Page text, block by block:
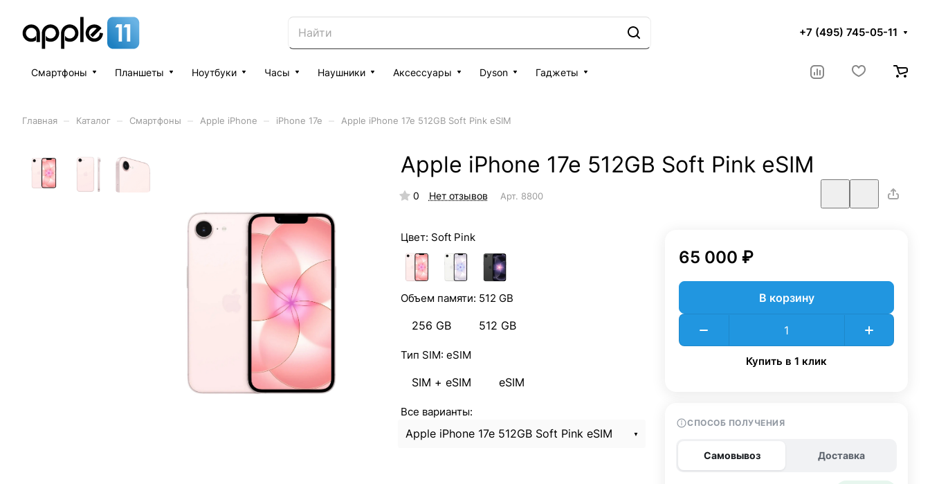
+7 (495) 745-05-11
Смартфоны Планшеты Ноутбуки Часы Наушники Аксессуары Dyson Гаджеты
Главная Каталог Смартфоны Apple iPhone iPhone 17e Apple iPhone 17e 512GB Soft Pink eSIM
Apple iPhone 17e 512GB Soft Pink eSIM
0 Нет отзывов Арт. 8800
Цвет: Soft Pink
Объем памяти: 512 GB
256 GB 512 GB
Тип SIM: eSIM
SIM + eSIM eSIM
Все варианты:
Apple iPhone 17e 512GB Soft Pink eSIM
65 000 ₽
В корзину
Купить в 1 клик
СПОСОБ ПОЛУЧЕНИЯ
Самовывоз Доставка